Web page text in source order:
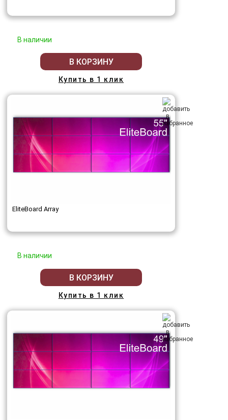
В наличии
В КОРЗИНУ
Купить в 1 клик
EliteBoard Array
В наличии
В КОРЗИНУ
Купить в 1 клик